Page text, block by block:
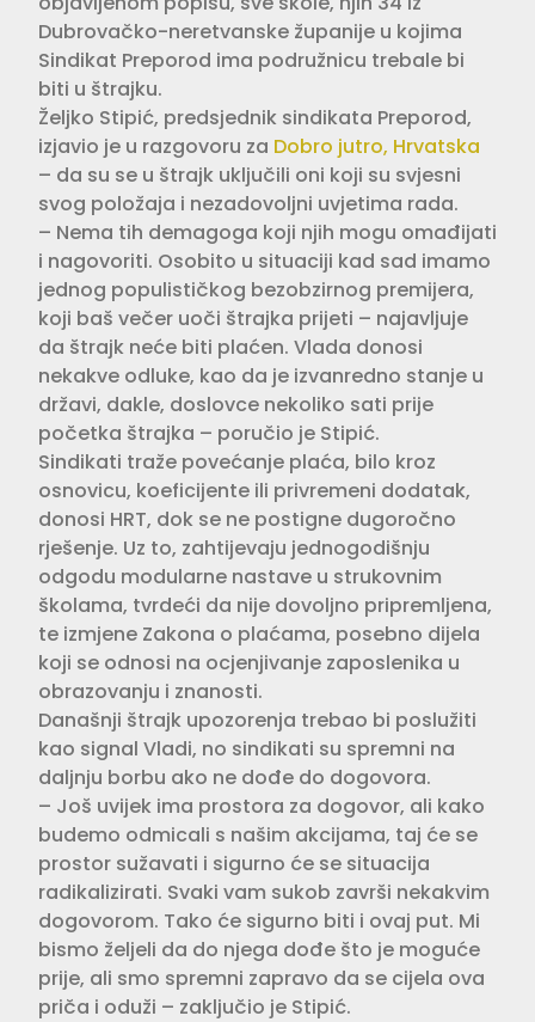
Dubrovačko-neretvanske županije u kojima
Sindikat Preporod ima podružnicu trebale bi
biti u štrajku.
Željko Stipić, predsjednik sindikata Preporod,
izjavio je u razgovoru za Dobro jutro, Hrvatska
– da su se u štrajk uključili oni koji su svjesni
svog položaja i nezadovoljni uvjetima rada.
– Nema tih demagoga koji njih mogu omađijati
i nagovoriti. Osobito u situaciji kad sad imamo
jednog populističkog bezobzirnog premijera,
koji baš večer uoči štrajka prijeti – najavljuje
da štrajk neće biti plaćen. Vlada donosi
nekakve odluke, kao da je izvanredno stanje u
državi, dakle, doslovce nekoliko sati prije
početka štrajka – poručio je Stipić.
Sindikati traže povećanje plaća, bilo kroz
osnovicu, koeficijente ili privremeni dodatak,
donosi HRT, dok se ne postigne dugoročno
rješenje. Uz to, zahtijevaju jednogodišnju
odgodu modularne nastave u strukovnim
školama, tvrdeći da nije dovoljno pripremljena,
te izmjene Zakona o plaćama, posebno dijela
koji se odnosi na ocjenjivanje zaposlenika u
obrazovanju i znanosti.
Današnji štrajk upozorenja trebao bi poslužiti
kao signal Vladi, no sindikati su spremni na
daljnju borbu ako ne dođe do dogovora.
– Još uvijek ima prostora za dogovor, ali kako
budemo odmicali s našim akcijama, taj će se
prostor sužavati i sigurno će se situacija
radikalizirati. Svaki vam sukob završi nekakvim
dogovorom. Tako će sigurno biti i ovaj put. Mi
bismo željeli da do njega dođe što je moguće
prije, ali smo spremni zapravo da se cijela ova
priča i oduži – zaključio je Stipić.